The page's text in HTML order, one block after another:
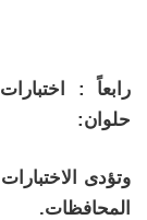
رابعاً :
حلوان:
وتؤدى
المحافظات.